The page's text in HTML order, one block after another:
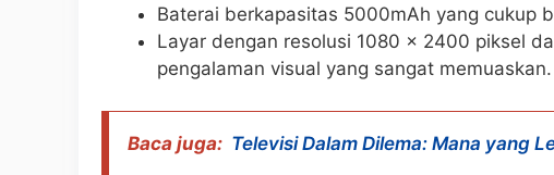
Baterai berkapasitas 5000mAh yang cukup
Layar dengan resolusi 1080 x 2400 piksel
pengalaman visual yang sangat memuaskan.
Baca juga: Televisi Dalam Dilema: Mana yang